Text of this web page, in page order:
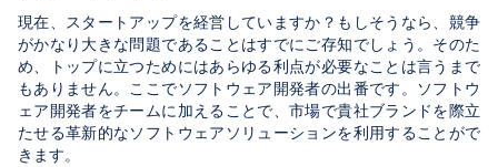
現在、スタートアップを経営していますか？もしそうなら、競争
がかなり大きな問題であることはすでにご存知でしょう。そのた
め、トップに立つためにはあらゆる利点が必要なことは言うまで
もありません。ここでソフトウェア開発者の出番です。ソフトウ
ェア開発者をチームに加えることで、市場で貴社ブランドを際立
たせる革新的なソフトウェアソリューションを利用することがで
きます。